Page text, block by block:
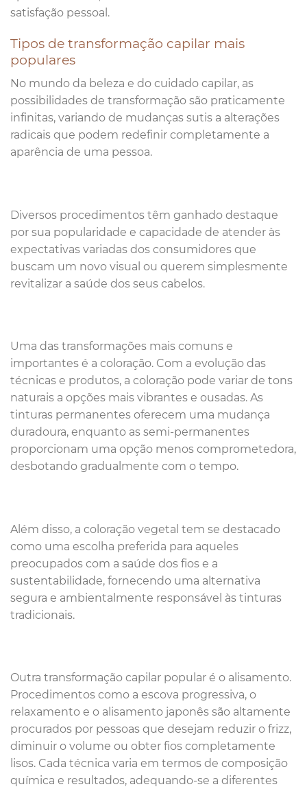
satisfação pessoal.
Tipos de transformação capilar mais
populares
No mundo da beleza e do cuidado capilar, as
possibilidades de transformação são praticamente
infinitas, variando de mudanças sutis a alterações
radicais que podem redefinir completamente a
aparência de uma pessoa.
Diversos procedimentos têm ganhado destaque
por sua popularidade e capacidade de atender às
expectativas variadas dos consumidores que
buscam um novo visual ou querem simplesmente
revitalizar a saúde dos seus cabelos.
Uma das transformações mais comuns e
importantes é a coloração. Com a evolução das
técnicas e produtos, a coloração pode variar de tons
naturais a opções mais vibrantes e ousadas. As
tinturas permanentes oferecem uma mudança
duradoura, enquanto as semi-permanentes
proporcionam uma opção menos comprometedora,
desbotando gradualmente com o tempo.
Além disso, a coloração vegetal tem se destacado
como uma escolha preferida para aqueles
preocupados com a saúde dos fios e a
sustentabilidade, fornecendo uma alternativa
segura e ambientalmente responsável às tinturas
tradicionais.
Outra transformação capilar popular é o alisamento.
Procedimentos como a escova progressiva, o
relaxamento e o alisamento japonês são altamente
procurados por pessoas que desejam reduzir o frizz,
diminuir o volume ou obter fios completamente
lisos. Cada técnica varia em termos de composição
química e resultados, adequando-se a diferentes